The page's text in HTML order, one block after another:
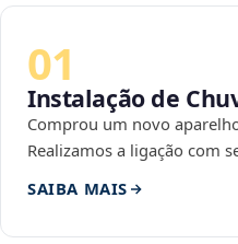
01
Instalação de
Comprou um novo
Realizamos a ligação com
SAIBA MAIS